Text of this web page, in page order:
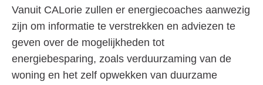
Vanuit CALorie zullen er energiecoaches aanwezig
zijn om informatie te verstrekken en adviezen te
geven over de mogelijkheden tot
energiebesparing, zoals verduurzaming van de
woning en het zelf opwekken van duurzame